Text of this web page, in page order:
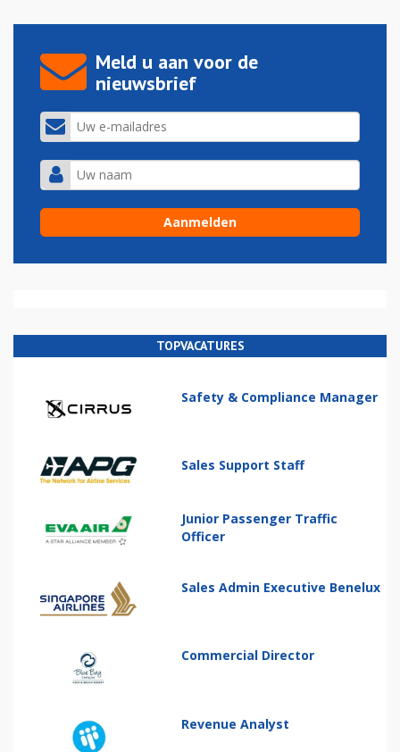
Meld u aan voor de
nieuwsbrief
TOPVACATURES
Safety & Compliance Manager
Sales Support Staff
Junior Passenger Traffic
Officer
Sales Admin Executive Benelux
Commercial Director
Revenue Analyst